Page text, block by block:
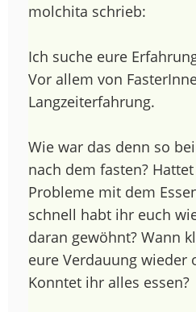
molchita schrieb:
Ich suche eure
Vor allem von
Langzeiterfahrung.
Wie war das denn so
nach dem fasten?
Probleme mit dem
schnell habt ihr euch
daran gewöhnt? Wann
eure Verdauung wieder
Konntet ihr alles essen?